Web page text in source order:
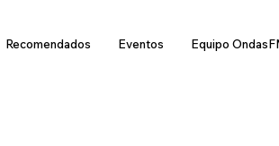
Recomendados Eventos Equipo